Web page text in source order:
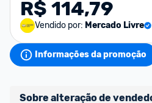
R$ 114,79
Vendido por: Mercado Livre
Informações da promoção
Sobre alteração de